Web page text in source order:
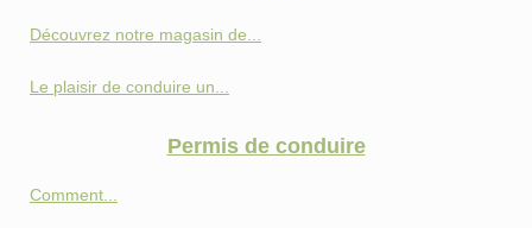
Découvrez notre magasin de...
Le plaisir de conduire un...
Permis de conduire
Comment...